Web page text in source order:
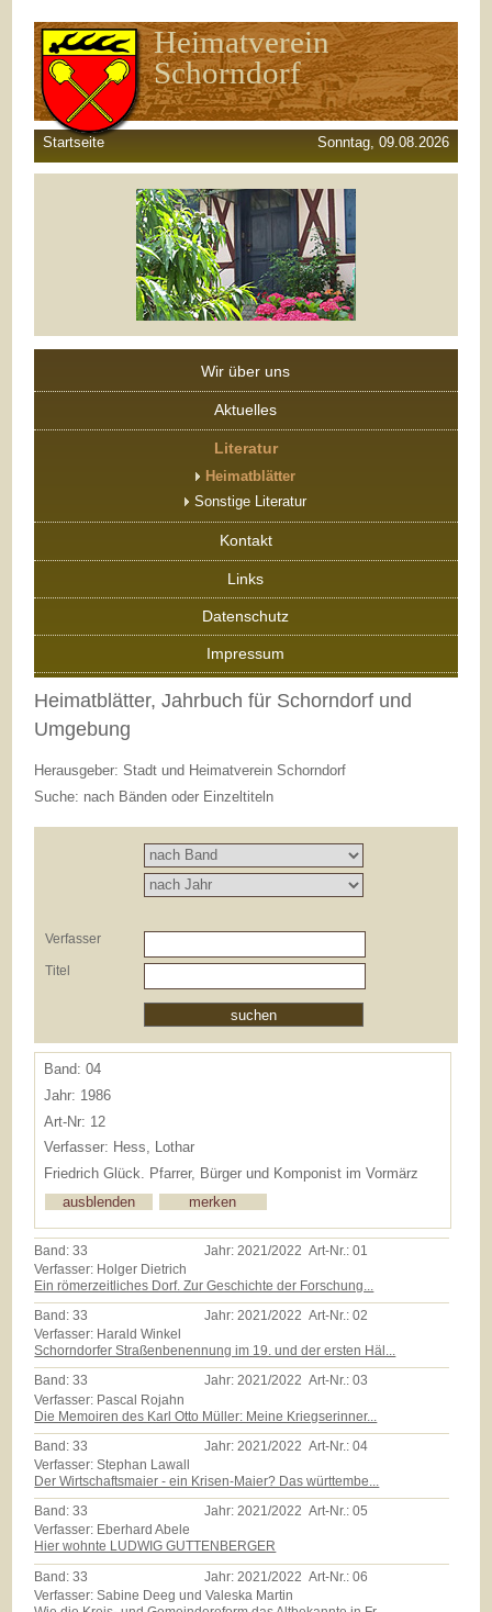
Heimatverein
Schorndorf
Startseite Sonntag, 09.08.2026
Wir über uns
Aktuelles
Literatur
Heimatblätter
Sonstige Literatur
Kontakt
Links
Datenschutz
Impressum
Heimatblätter, Jahrbuch für Schorndorf und
Umgebung
Herausgeber: Stadt und Heimatverein Schorndorf
Suche: nach Bänden oder Einzeltiteln
Verfasser
Titel
Band: 04
Jahr: 1986
Art-Nr: 12
Verfasser: Hess, Lothar
Friedrich Glück. Pfarrer, Bürger und Komponist im Vormärz
Band:33 Jahr: 2021/2022 Art-Nr.:01
Verfasser: Holger Dietrich
Ein römerzeitliches Dorf. Zur Geschichte der Forschung...
Band:33 Jahr:2021/2022 Art-Nr.:02
Verfasser: Harald Winkel
Schorndorfer Straßenbenennung im 19. und der ersten Häl...
Band:33 Jahr:2021/2022 Art-Nr.:03
Verfasser: Pascal Rojahn
Die Memoiren des Karl Otto Müller: Meine Kriegserinner...
Band:33 Jahr:2021/2022 Art-Nr.:04
Verfasser: Stephan Lawall
Der Wirtschaftsmaier - ein Krisen-Maier? Das württembe...
Band:33 Jahr:2021/2022 Art-Nr.:05
Verfasser: Eberhard Abele
Hier wohnte LUDWIG GUTTENBERGER
Band:33 Jahr: 2021/2022 Art-Nr.:06
Verfasser: Sabine Deeg und Valeska Martin